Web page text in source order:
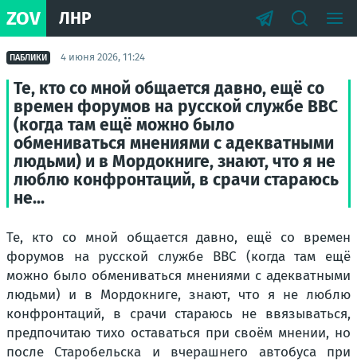
ZOV ЛНР
ПАБЛИКИ 4 июня 2026, 11:24
Те, кто со мной общается давно, ещё со
времен форумов на русской службе ВВС
(когда там ещё можно было
обмениваться мнениями с адекватными
людьми) и в Мордокниге, знают, что я не
люблю конфронтаций, в срачи стараюсь
не...
Те, кто со мной общается давно, ещё со времен
форумов на русской службе ВВС (когда там ещё
можно было обмениваться мнениями с адекватными
людьми) и в Мордокниге, знают, что я не люблю
конфронтаций, в срачи стараюсь не ввязываться,
предпочитаю тихо оставаться при своём мнении, но
после Старобельска и вчерашнего автобуса при